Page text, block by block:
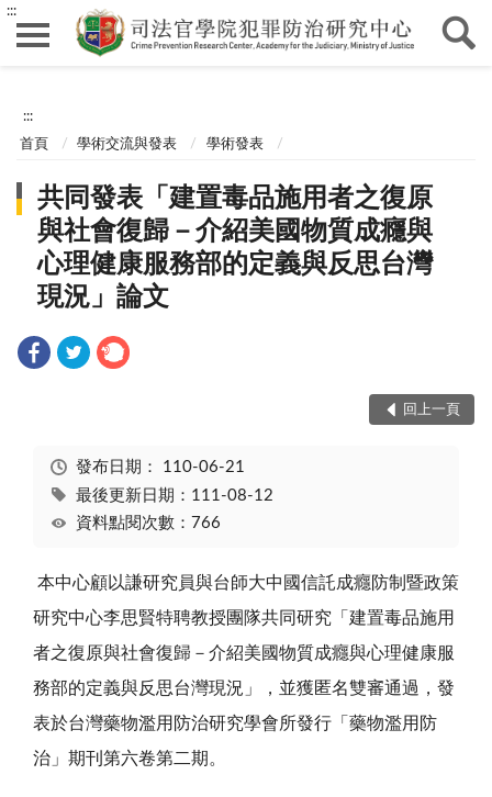
:::
:::
首頁 學術交流與發表 學術發表
共同發表「建置毒品施用者之復原
與社會復歸－介紹美國物質成癮與
心理健康服務部的定義與反思台灣
現況」論文
回上一頁
發布日期： 110-06-21
最後更新日期：111-08-12
資料點閱次數：766
本中心顧以謙研究員與台師大中國信託成癮防制暨政策
研究中心李思賢特聘教授團隊共同研究「建置毒品施用
者之復原與社會復歸－介紹美國物質成癮與心理健康服
務部的定義與反思台灣現況」，並獲匿名雙審通過，發
表於台灣藥物濫用防治研究學會所發行「藥物濫用防
治」期刊第六卷第二期。